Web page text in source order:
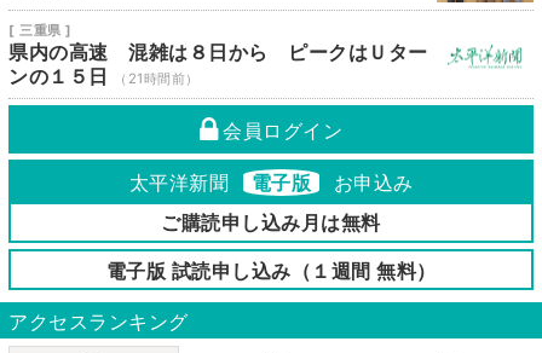
[ 三重県 ]
県内の高速 混雑は８日から ピークはＵター
ンの１５日
（21時間前）
会員ログイン
太平洋新聞 電子版
お申込み
ご購読申し込み月は無料
電子版 試読申し込み（１週間 無料）
アクセスランキング